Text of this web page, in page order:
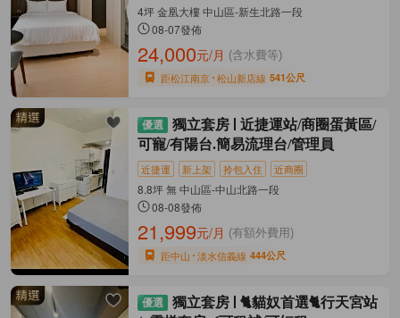
4坪 金凰大樓 中山區-新生北路一段
08-07發佈
24,000元/月 (含水費等)
距松江南京 松山新店線 541公尺
獨立套房
近捷運站/商圈蛋黃區/
可寵/有陽台.簡易流理台/管理員
近捷運 新上架 拎包入住 近商圈
8.8坪 無 中山區-中山北路一段
08-08發佈
21,999元/月 (有額外費用)
距中山 淡水信義線 444公尺
獨立套房
🐈貓奴首選🐈行天宮站